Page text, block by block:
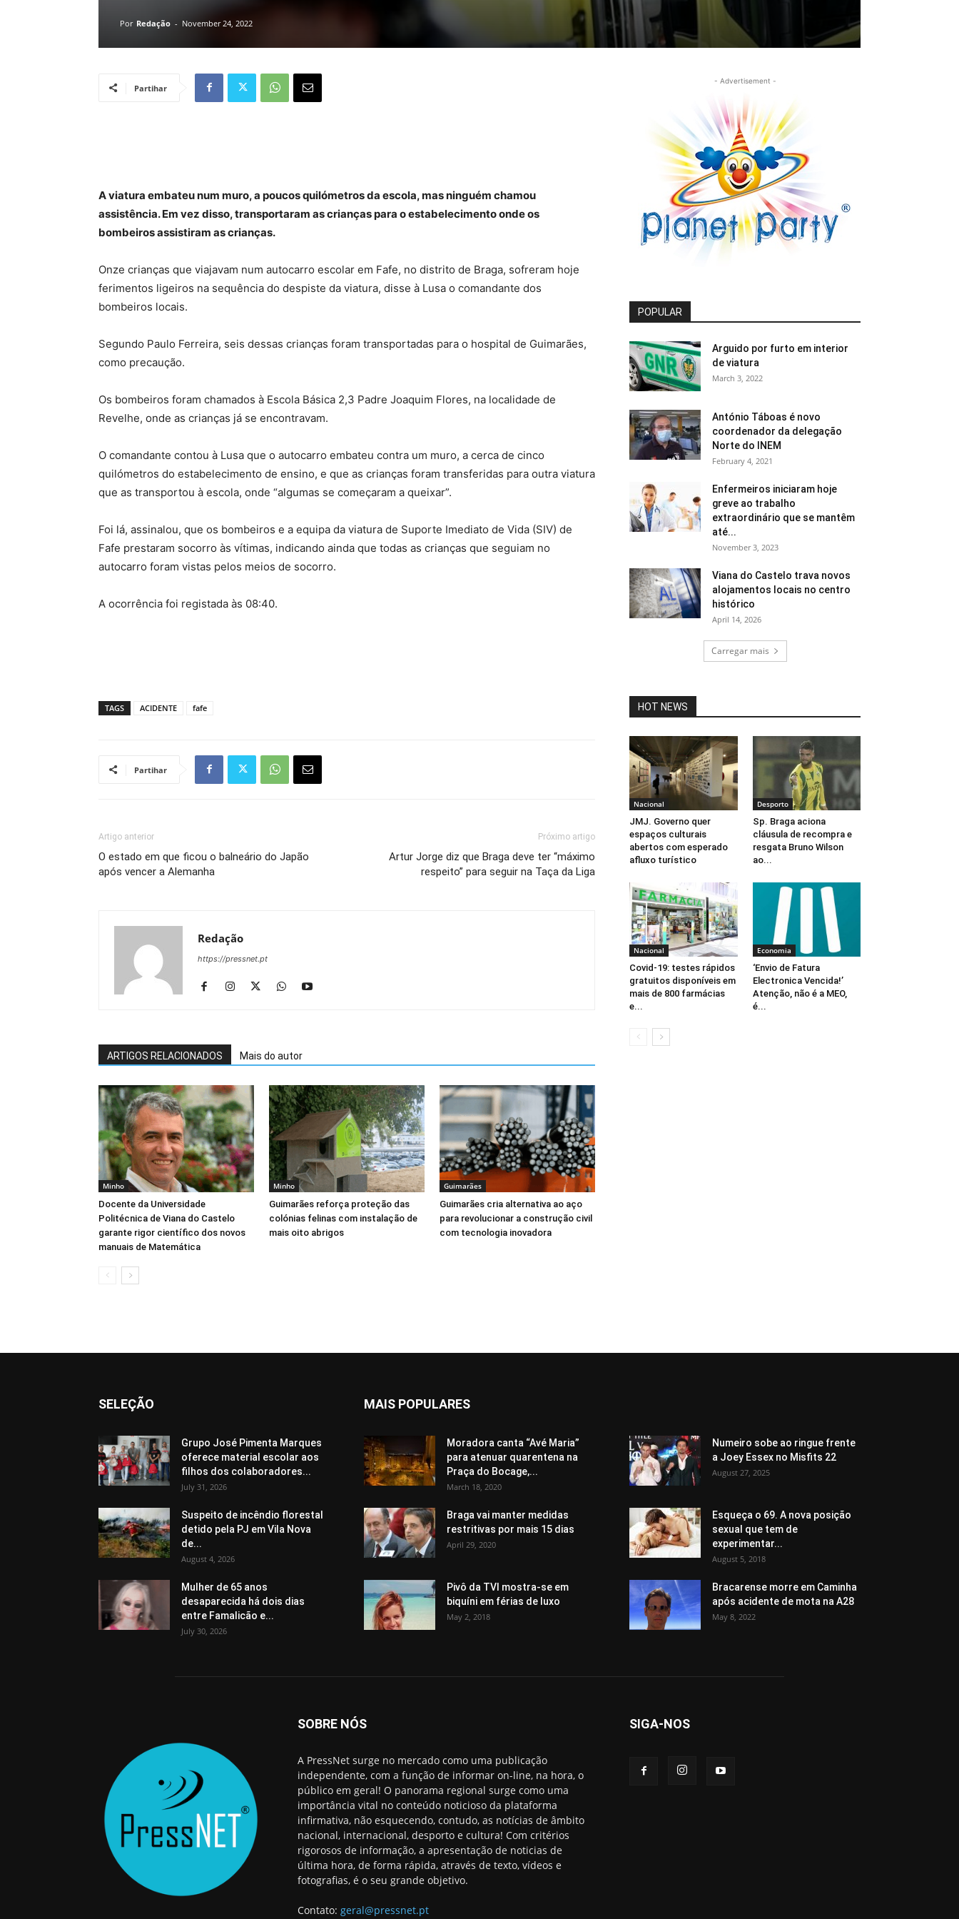
Por Redação - November 24, 2022
Partihar
A viatura embateu num muro, a poucos quilómetros da escola, mas ninguém chamou
assistência. Em vez disso, transportaram as crianças para o estabelecimento onde os
bombeiros assistiram as crianças.
Onze crianças que viajavam num autocarro escolar em Fafe, no distrito de Braga, sofreram hoje
ferimentos ligeiros na sequência do despiste da viatura, disse à Lusa o comandante dos
bombeiros locais.
Segundo Paulo Ferreira, seis dessas crianças foram transportadas para o hospital de Guimarães,
como precaução.
Os bombeiros foram chamados à Escola Básica 2,3 Padre Joaquim Flores, na localidade de
Revelhe, onde as crianças já se encontravam.
O comandante contou à Lusa que o autocarro embateu contra um muro, a cerca de cinco
quilómetros do estabelecimento de ensino, e que as crianças foram transferidas para outra viatura
que as transportou à escola, onde “algumas se começaram a queixar”.
Foi lá, assinalou, que os bombeiros e a equipa da viatura de Suporte Imediato de Vida (SIV) de
Fafe prestaram socorro às vítimas, indicando ainda que todas as crianças que seguiam no
autocarro foram vistas pelos meios de socorro.
A ocorrência foi registada às 08:40.
TAGS ACIDENTE fafe
Partihar
Artigo anterior
O estado em que ficou o balneário do Japão
após vencer a Alemanha
Próximo artigo
Artur Jorge diz que Braga deve ter “máximo
respeito” para seguir na Taça da Liga
Redação
https://pressnet.pt
ARTIGOS RELACIONADOS Mais do autor
Minho
Docente da Universidade
Politécnica de Viana do Castelo
garante rigor científico dos novos
manuais de Matemática
Minho
Guimarães reforça proteção das
colónias felinas com instalação de
mais oito abrigos
Guimarães
Guimarães cria alternativa ao aço
para revolucionar a construção civil
com tecnologia inovadora
- Advertisement -
POPULAR
Arguido por furto em interior
de viatura
March 3, 2022
António Táboas é novo
coordenador da delegação
Norte do INEM
February 4, 2021
Enfermeiros iniciaram hoje
greve ao trabalho
extraordinário que se mantêm
até...
November 3, 2023
Viana do Castelo trava novos
alojamentos locais no centro
histórico
April 14, 2026
Carregar mais
HOT NEWS
Nacional
JMJ. Governo quer
espaços culturais
abertos com esperado
afluxo turístico
Desporto
Sp. Braga aciona
cláusula de recompra e
resgata Bruno Wilson
ao...
Nacional
Covid-19: testes rápidos
gratuitos disponíveis em
mais de 800 farmácias
e...
Economia
‘Envio de Fatura
Electronica Vencida!’
Atenção, não é a MEO,
é...
SELEÇÃO
Grupo José Pimenta Marques
oferece material escolar aos
filhos dos colaboradores...
July 31, 2026
Suspeito de incêndio florestal
detido pela PJ em Vila Nova
de...
August 4, 2026
Mulher de 65 anos
desaparecida há dois dias
entre Famalicão e...
July 30, 2026
MAIS POPULARES
Moradora canta “Avé Maria”
para atenuar quarentena na
Praça do Bocage,...
March 18, 2020
Numeiro sobe ao ringue frente
a Joey Essex no Misfits 22
August 27, 2025
Braga vai manter medidas
restritivas por mais 15 dias
April 29, 2020
Esqueça o 69. A nova posição
sexual que tem de
experimentar...
August 5, 2018
Pivô da TVI mostra-se em
biquíni em férias de luxo
May 2, 2018
Bracarense morre em Caminha
após acidente de mota na A28
May 8, 2022
SOBRE NÓS
A PressNet surge no mercado como uma publicação
independente, com a função de informar on-line, na hora, o
público em geral! O panorama regional surge como uma
importância vital no conteúdo noticioso da plataforma
infirmativa, não esquecendo, contudo, as notícias de âmbito
nacional, internacional, desporto e cultura! Com critérios
rigorosos de informação, a apresentação de noticias de
última hora, de forma rápida, através de texto, vídeos e
fotografias, é o seu grande objetivo.
Contato: geral@pressnet.pt
SIGA-NOS